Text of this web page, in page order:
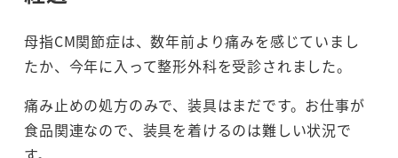
母指CM関節症は、数年前より痛みを感じていまし
たか、今年に入って整形外科を受診されました。
痛み止めの処方のみで、装具はまだです。お仕事が
食品関連なので、装具を着けるのは難しい状況で